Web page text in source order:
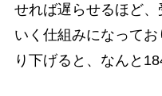
せれば遅らせるほど
いく仕組みになって
り下げると、なんと